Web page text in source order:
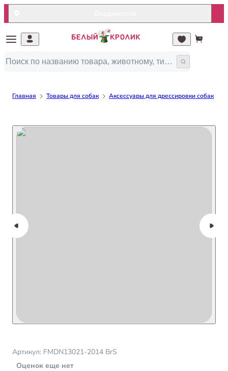
Главная Товары для собак Аксессуары для дрессировки собак
Артикул: FMDN13021-2014 BrS
Оценок еще нет